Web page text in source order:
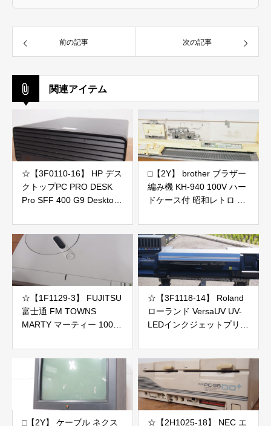
前の記事 次の記事
関連アイテム
☆【3F0110-16】 HP デス
クトップPC PRO DESK
Pro SFF 400 G9 Desktop
CPUのみ保証
□【2Y】 brother ブラザー
編み機 KH-940 100V ハー
ドケース付 昭和レトロ 編
ャンク
☆【1F1129-3】 FUJITSU
富士通 FM TOWNS
MARTY マーティー 100V
ャンク
☆【3F1118-14】 Roland
ローランド VersaUV UV-
LEDインクジェットプリン
ンク
□【2Y】 ケーブル ネクス
☆【2H1025-18】 NEC エ